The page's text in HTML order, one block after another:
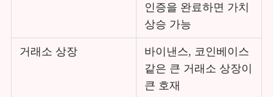
인증을 완료하면 가치
상승 가능
거래소 상장
바이낸스, 코인베이스
같은 큰 거래소 상장이
큰 호재